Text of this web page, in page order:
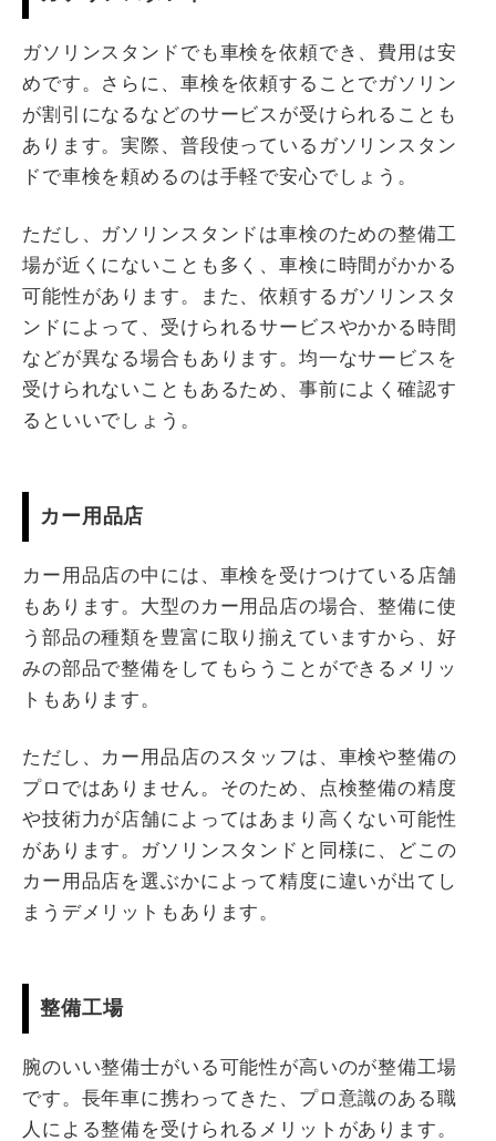
ガソリンスタンドでも車検を依頼でき、費用は安
めです。さらに、車検を依頼することでガソリン
が割引になるなどのサービスが受けられることも
あります。実際、普段使っているガソリンスタン
ドで車検を頼めるのは手軽で安心でしょう。
ただし、ガソリンスタンドは車検のための整備工
場が近くにないことも多く、車検に時間がかかる
可能性があります。また、依頼するガソリンスタ
ンドによって、受けられるサービスやかかる時間
などが異なる場合もあります。均一なサービスを
受けられないこともあるため、事前によく確認す
るといいでしょう。
カー用品店
カー用品店の中には、車検を受けつけている店舗
もあります。大型のカー用品店の場合、整備に使
う部品の種類を豊富に取り揃えていますから、好
みの部品で整備をしてもらうことができるメリッ
トもあります。
ただし、カー用品店のスタッフは、車検や整備の
プロではありません。そのため、点検整備の精度
や技術力が店舗によってはあまり高くない可能性
があります。ガソリンスタンドと同様に、どこの
カー用品店を選ぶかによって精度に違いが出てし
まうデメリットもあります。
整備工場
腕のいい整備士がいる可能性が高いのが整備工場
です。長年車に携わってきた、プロ意識のある職
人による整備を受けられるメリットがあります。